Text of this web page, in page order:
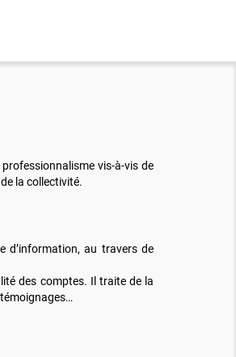
vis-à-vis de
la collectivité.
d’information, au travers de
des comptes. Il traite de la